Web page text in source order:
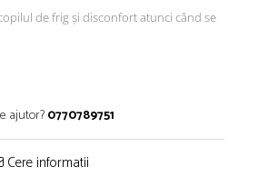
de frig și disconfort atunci când se
ajutor?0770789751
Cere informatii